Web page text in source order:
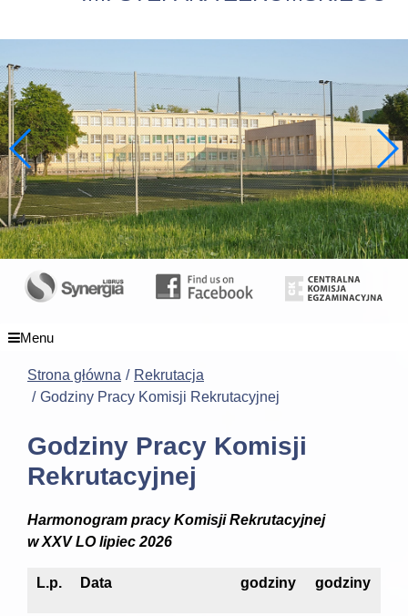
Menu
Strona główna
Rekrutacja
Godziny Pracy Komisji Rekrutacyjnej
Godziny Pracy Komisji
Rekrutacyjnej
Harmonogram pracy Komisji Rekrutacyjnej
w XXV LO lipiec 2026
L.p. Data godziny godziny